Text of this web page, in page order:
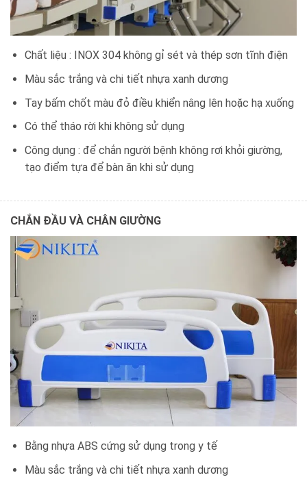
Chất liệu : INOX 304 không gỉ sét và thép sơn tĩnh điện
Màu sắc trắng và chi tiết nhựa xanh dương
Tay bấm chốt màu đỏ điều khiển nâng lên hoặc hạ xuống
Có thể tháo rời khi không sử dụng
Công dụng : để chắn người bệnh không rơi khỏi giường,
tạo điểm tựa để bàn ăn khi sử dụng
CHẮN ĐẦU VÀ CHÂN GIƯỜNG
Bằng nhựa ABS cứng sử dụng trong y tế
Màu sắc trắng và chi tiết nhựa xanh dương